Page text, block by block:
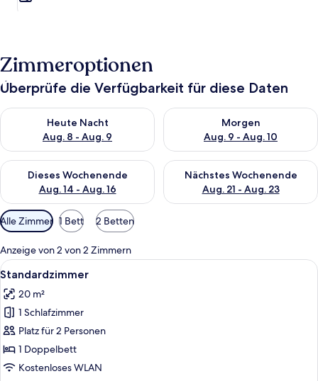
Zimmeroptionen
Überprüfe die Verfügbarkeit für diese Daten
Heute Nacht
Aug. 8 - Aug. 9
Überprüfe die Verfügbarkeit für heute Nacht, Aug. 8 - Aug. 9.
Morgen
Aug. 9 - Aug. 10
Überprüfe die Verfügbarkeit
Dieses Wochenende
Aug. 14 - Aug. 16
Überprüfe die Verfügbarkeit für dieses Wochenende, Aug. 14
Nächstes Wochenende
Aug. 21 - Aug. 23
Überprüfe die Verfügbarkeit
Verfügbare
Filter
für
Zimmer
Alle Zimmer 1 Bett 2 Betten
Anzeige von 2 von 2 Zimmern
Alle
Fotos
für
Standardzimmer
anzeigen
Ein modernes Haus mit rotem
4
Standardzimmer
20 m²
1 Schlafzimmer
Platz für 2 Personen
1 Doppelbett
Kostenloses WLAN